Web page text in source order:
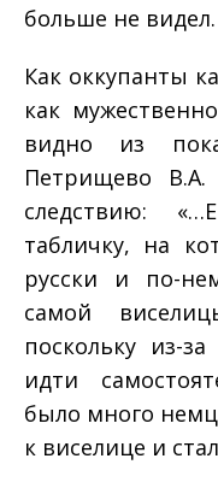
больше не видел.
Как оккупанты
как
видно из
Петрищево
следствию:
табличку, на
русски и по-­
самой
поскольку из-­
идти
было много
к виселице и